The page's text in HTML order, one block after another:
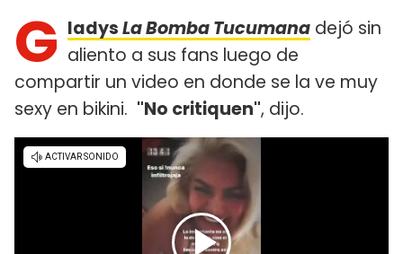
G ladysLa Bomba Tucumana dejó sin
aliento a sus fans luego de
compartir un video en donde se la ve muy
sexy en bikini. "No critiquen", dijo.